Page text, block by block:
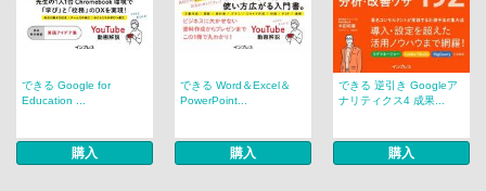
できる Google for
Education ...
購入
できる Word＆Excel＆
PowerPoint...
購入
できる 逆引き Googleア
ナリティクス4 成果...
購入